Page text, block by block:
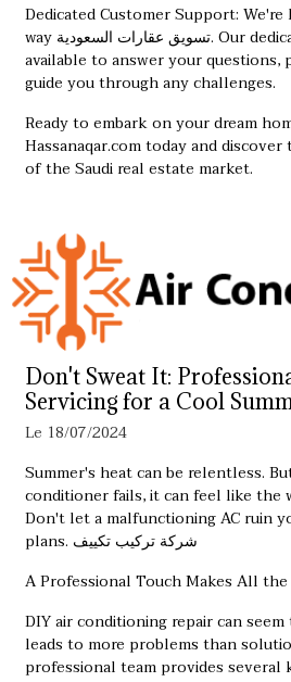
Dedicated Customer Support:
way تسويق عقارات السعودية. Our
available to answer your questions,
guide you through any challenges.
Ready to embark on your dream
Hassanaqar.com today and
of the Saudi real estate market.
Don't Sweat It:
Servicing for a Cool
Le 18/07/2024
Summer's heat can be relentless.
conditioner fails, it can feel like the
Don't let a malfunctioning AC ruin
plans. شركة تركيب تكييف
A Professional Touch Makes All the
DIY air conditioning repair can
leads to more problems than
professional team provides several